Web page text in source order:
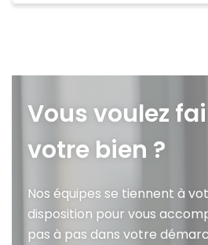
Vous voulez
votre bien ?
Nos équipes se tiennent à
disposition pour vous
pas à pas dans votre